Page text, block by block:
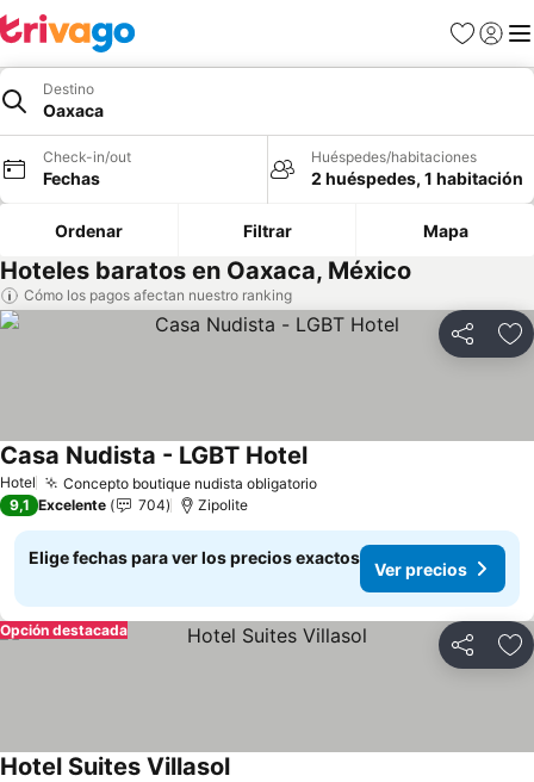
Favoritos
Iniciar
Destino
Oaxaca
Check-in/out
Fechas
Huéspedes/habitaciones
2 huéspedes, 1 habitación
Ordenar Filtrar Mapa
Hoteles baratos en Oaxaca, México
Cómo los pagos afectan nuestro ranking
Compartir
Hotel Concepto boutique nudista obligatorio
Casa Nudista - LGBT Hotel
9,1 Excelente 704 Zipolite
Elige fechas para ver los precios exactos
Ver precios
Compartir
Opción destacada
Hotel Suites Villasol